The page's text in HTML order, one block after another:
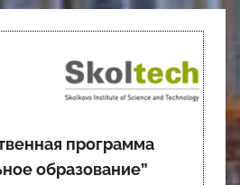
программа
образование”